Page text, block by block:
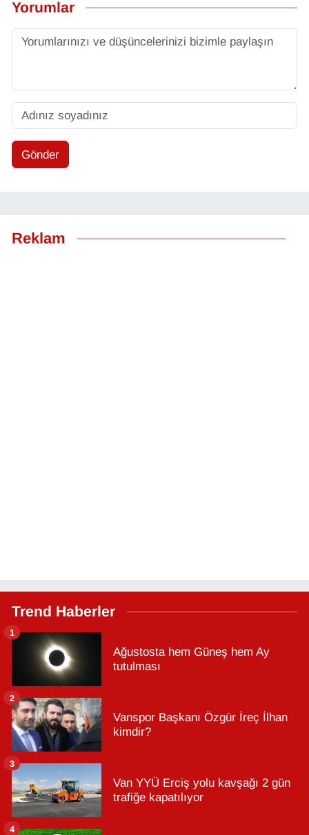
Yorumlar
Gönder
Reklam
Trend Haberler
Ağustosta hem Güneş hem Ay
tutulması
1
Vanspor Başkanı Özgür İreç İlhan
kimdir?
2
Van YYÜ Erciş yolu kavşağı 2 gün
trafiğe kapatılıyor
3
4